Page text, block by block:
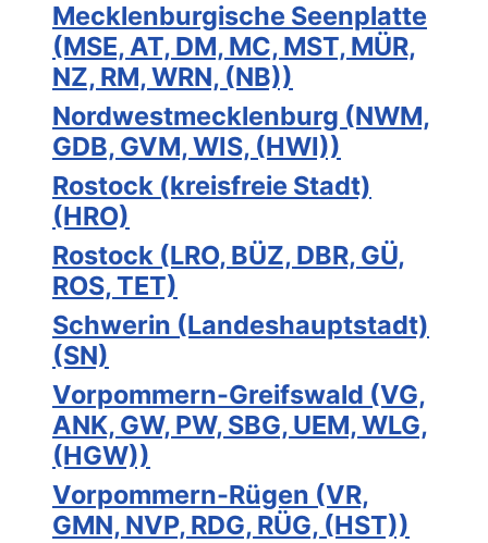
Mecklenburgische Seenplatte
(MSE, AT, DM, MC, MST, MÜR,
NZ, RM, WRN, (NB))
Nordwestmecklenburg (NWM,
GDB, GVM, WIS, (HWI))
Rostock (kreisfreie Stadt)
(HRO)
Rostock (LRO, BÜZ, DBR, GÜ,
ROS, TET)
Schwerin (Landeshauptstadt)
(SN)
Vorpommern-Greifswald (VG,
ANK, GW, PW, SBG, UEM, WLG,
(HGW))
Vorpommern-Rügen (VR,
GMN, NVP, RDG, RÜG, (HST))